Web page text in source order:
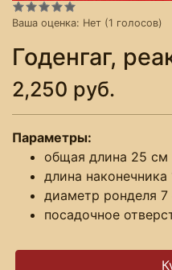
Ваша оценка: Нет (1 голосов)
Годенгаг,
2,250 руб.
Параметры:
общая длина 25 см
длина наконечника
диаметр ронделя 7
посадочное